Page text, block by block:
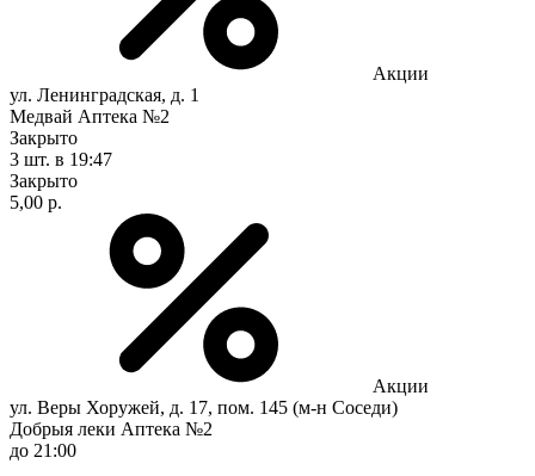
Акции
ул. Ленинградская, д. 1
Медвай Аптека №2
Закрыто
3 шт. в 19:47
Закрыто
5,00 р.
Акции
ул. Веры Хоружей, д. 17, пом. 145 (м-н Соседи)
Добрыя леки Аптека №2
до 21:00